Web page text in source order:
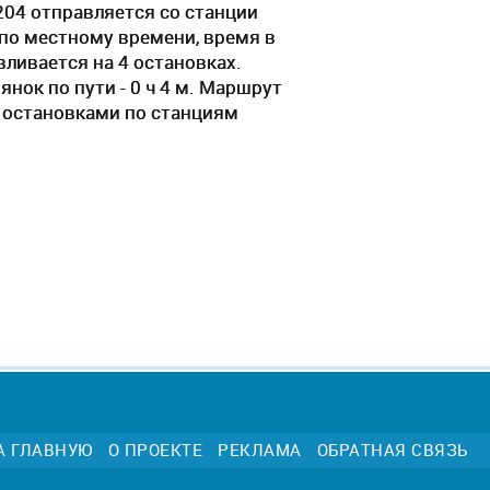
отправляется со станции
местному времени, время в
на 4 остановках.
по пути - 0 ч 4 м. Маршрут
остановками по станциям
ГЛАВНУЮ О ПРОЕКТЕ РЕКЛАМА ОБРАТНАЯ СВЯЗЬ